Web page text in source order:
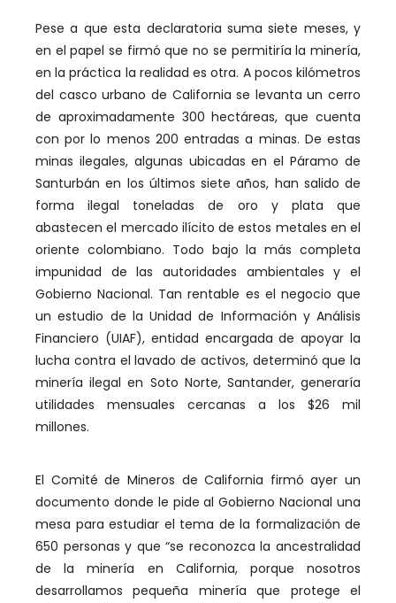
Pese a que esta declaratoria suma siete meses, y
en el papel se firmó que no se permitiría la minería,
en la práctica la realidad es otra. A pocos kilómetros
del casco urbano de California se levanta un cerro
de aproximadamente 300 hectáreas, que cuenta
con por lo menos 200 entradas a minas. De estas
minas ilegales, algunas ubicadas en el Páramo de
Santurbán en los últimos siete años, han salido de
forma ilegal toneladas de oro y plata que
abastecen el mercado ilícito de estos metales en el
oriente colombiano. Todo bajo la más completa
impunidad de las autoridades ambientales y el
Gobierno Nacional. Tan rentable es el negocio que
un estudio de la Unidad de Información y Análisis
Financiero (UIAF), entidad encargada de apoyar la
lucha contra el lavado de activos, determinó que la
minería ilegal en Soto Norte, Santander, generaría
utilidades mensuales cercanas a los $26 mil
millones.
El Comité de Mineros de California firmó ayer un
documento donde le pide al Gobierno Nacional una
mesa para estudiar el tema de la formalización de
650 personas y que “se reconozca la ancestralidad
de la minería en California, porque nosotros
desarrollamos pequeña minería que protege el